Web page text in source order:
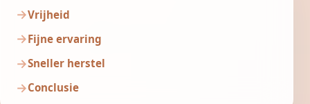
Vrijheid
Fijne ervaring
Sneller herstel
Conclusie